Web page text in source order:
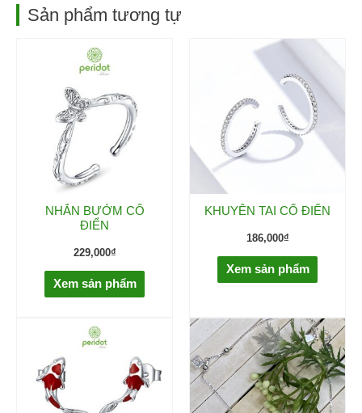
Sản phẩm tương tự
NHẪN BƯỚM CỔ
ĐIỂN
229,000₫
Xem sản phẩm
KHUYÊN TAI CỔ ĐIỂN
186,000₫
Xem sản phẩm